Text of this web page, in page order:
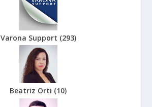
Varona Support (293)
Beatriz Orti (10)